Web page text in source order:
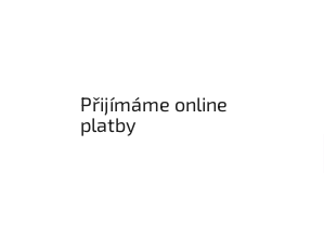
Přijímáme online
platby